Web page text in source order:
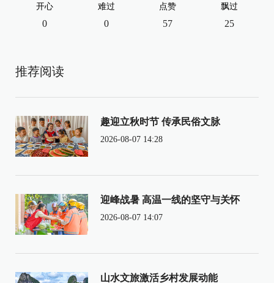
开心
0
难过
0
点赞
57
飘过
25
推荐阅读
趣迎立秋时节 传承民俗文脉
2026-08-07 14:28
迎峰战暑 高温一线的坚守与关怀
2026-08-07 14:07
山水文旅激活乡村发展动能